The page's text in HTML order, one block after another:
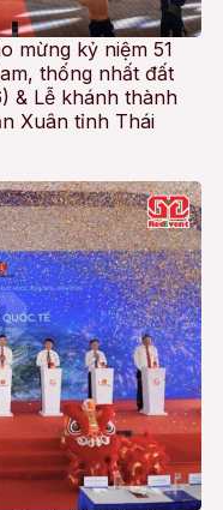
mừng kỷ niệm 51
thống nhất đất
& Lễ khánh thành
Xuân tỉnh Thái